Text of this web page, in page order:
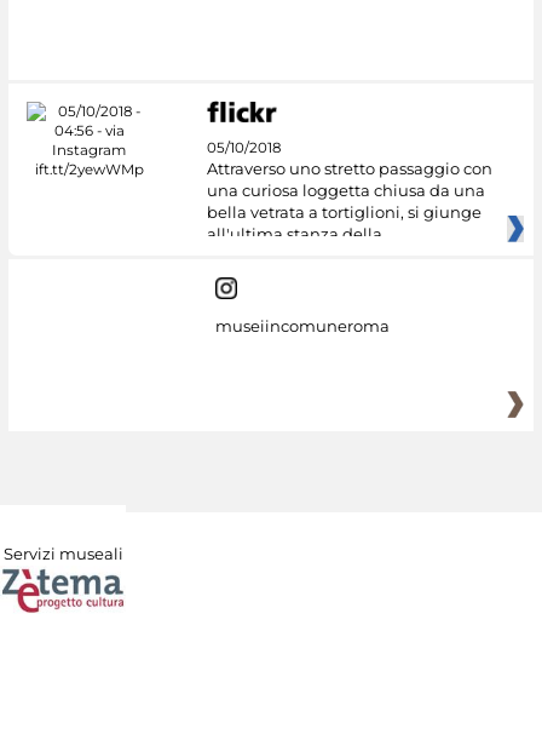
05/10/2018
Attraverso uno stretto passaggio con
una curiosa loggetta chiusa da una
bella vetrata a tortiglioni, si giunge
all'ultima stanza della
museiincomuneroma
Servizi museali